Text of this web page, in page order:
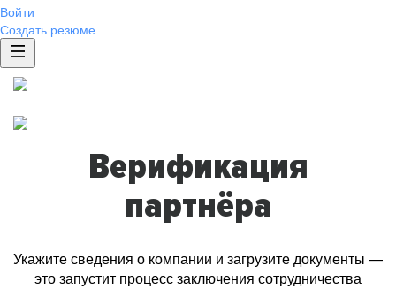
Войти
Создать резюме
Верификация
партнёра
Укажите сведения о компании и загрузите документы —
это запустит процесс заключения сотрудничества